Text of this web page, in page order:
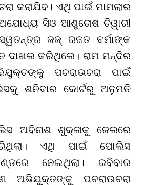
କରାଯିବ। ଏଥି ପାଇଁ ମାମଲାର
ସିଓ ଆଶୁତୋଷ ତିୱାରୀ
ସ୍ୱତନ୍ତ୍ର ଜଜ୍ ରଜତ ବର୍ମାଙ୍କ
ଦାଖଲ କରିଥିଲେ। ରାମ ମନ୍ଦିର
ପଚରାଉଚରା ପାଇଁ
ଶନିବାର କୋର୍ଟରୁ ଅନୁମତି
ଅବିନାଶ ଶୁକ୍ଳାକୁ ଜେଲରେ
ଏଥି ପାଇଁ ପୋଲିସ
ନେଇଥିଲା। ରବିବାର
ଅଭିଯୁକ୍ତଙ୍କୁ ପଚରାଉଚରା